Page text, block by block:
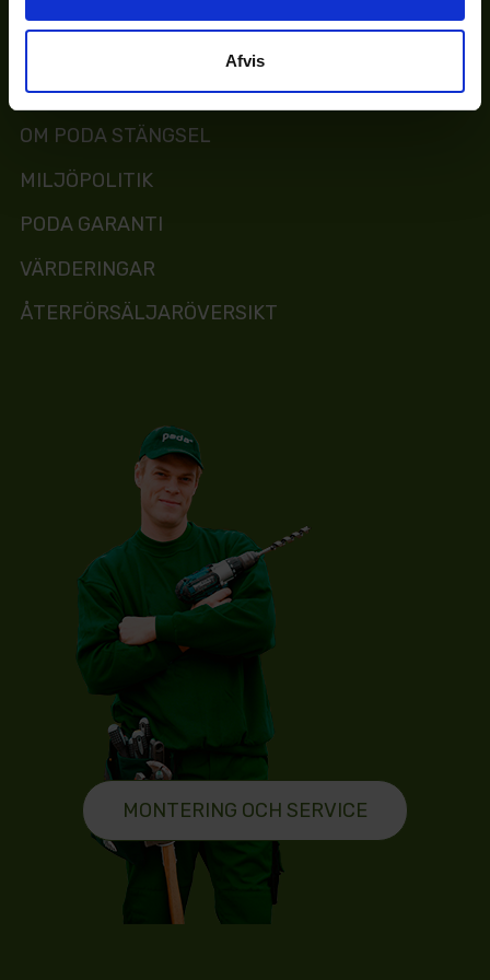
Afvis
MONTERING
OM PODA STÄNGSEL
MILJÖPOLITIK
PODA GARANTI
VÄRDERINGAR
ÅTERFÖRSÄLJARÖVERSIKT
MONTERING OCH SERVICE